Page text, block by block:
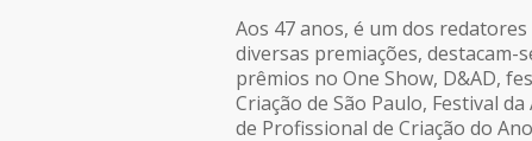
Aos 47 anos, é um dos
diversas premiações, destacam-
prêmios no One Show, D&AD,
Criação de São Paulo, Festival
de Profissional de Criação do